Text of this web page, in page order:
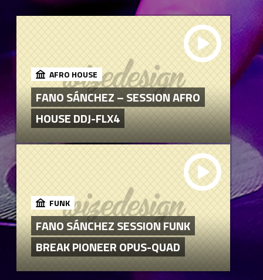
AFRO HOUSE
FANO SÁNCHEZ – SESSION AFRO
HOUSE DDJ-FLX4
FUNK
FANO SÁNCHEZ SESSION FUNK
BREAK PIONEER OPUS-QUAD